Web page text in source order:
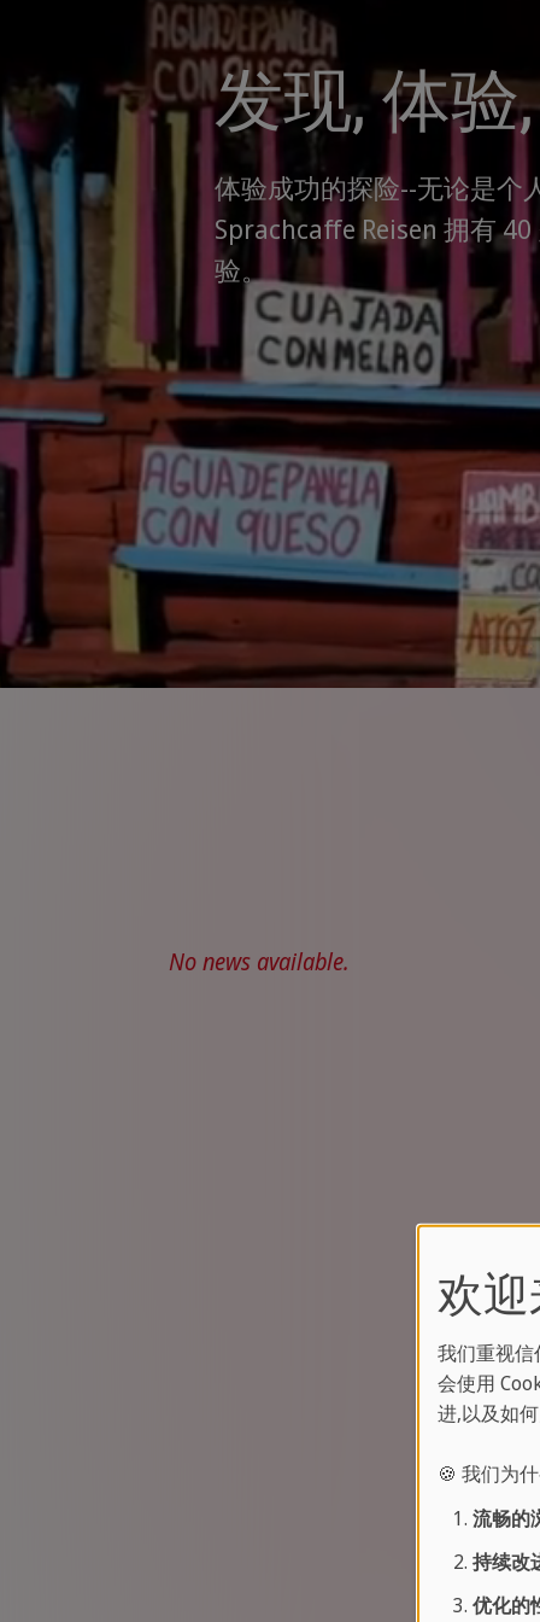
发现, 体验
体验成功的探险--无论是个
Sprachcaffe Reisen 拥有
验。
No news available.
欢迎
我们重视
会使用
进,以及如
🍪 我们为
流畅的
持续改
优化的